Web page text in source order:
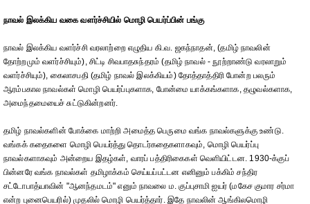
நாவல் இலக்கிய வகை வளர்ச்சியில் மொழி பெயர்ப்பின் பங்கு
நாவல் இலக்கிய வளர்ச்சி வரலாற்றை எழுதிய கி.வ. ஜகந்நாதன், (தமிழ் நாவலின்
தோற்றமும் வளர்ச்சியும்), சிட்டி சிவபாதசுந்தரம் (தமிழ் நாவல் - நூற்றாண்டு வரலாறும்
வளர்ச்சியும்), கைலாசபதி (தமிழ் நாவல் இலக்கியம்) தோத்தாத்திரி போன்ற பலரும்
ஆரம்பகால நாவல்கள் மொழி பெயர்ப்புகளாக, போன்மை யாக்கங்களாக, தழுவல்களாக,
அமைந்தமையைச் சுட்டுகின்றனர்.
தமிழ் நாவல்களின் போக்கை மாற்றி அமைத்த பெருமை வங்க நாவல்களுக்கு உண்டு.
வங்கக் கதைகளை மொழி பெயர்த்து தொடர்கதைகளாகவும், மொழி பெயர்ப்பு
நாவல்களாகவும் அன்றைய இதழ்கள், வாரப் பத்திரிகைகள் வெளியிட்டன. 1930-க்குப்
பின்னரே வங்க நாவல்கள் தமிழாக்கம் செய்யப்பட்டன எனினும் பக்கிம் சந்திர
சட்டோபாத்யாவின் "ஆனந்தமடம்" எனும் நாவலை ம. குப்புசாமி ஐயர் (மகேச குமார சர்மா
என்ற புனைபெயரில்) முதலில் மொழி பெயர்த்தார். இதே நாவலின் ஆங்கிலமொழி